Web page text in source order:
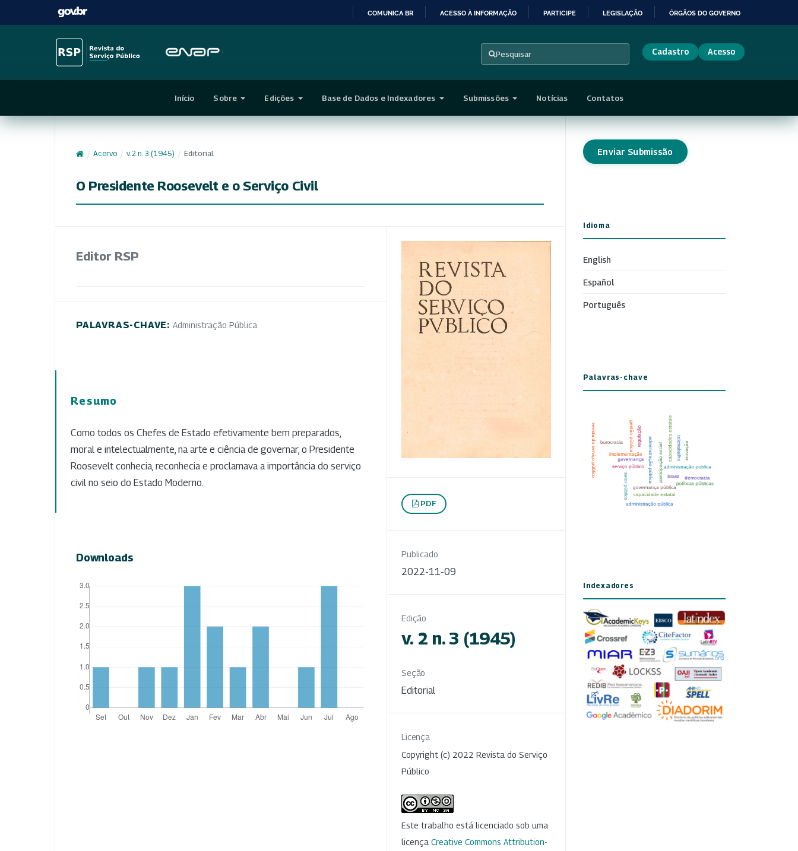
CONTEÚDO
COMUNICA BR ACESSO À INFORMAÇÃO PARTICIPE LEGISLAÇÃO ÓRGÃOS DO GOVERNO
Pesquisar Cadastro Acesso
Início Sobre Edições Base de Dados e Indexadores Submissões Notícias Contatos
/ Acervo / v. 2 n. 3 (1945) / Editorial
O Presidente Roosevelt e o Serviço Civil
Editor RSP
PALAVRAS-CHAVE: Administração Pública
Resumo
Como todos os Chefes de Estado efetivamente bem preparados,
moral e intelectualmente, na arte e ciência de governar, o Presidente
Roosevelt conhecia, reconhecia e proclamava a importância do serviço
civil no seio do Estado Moderno.
Downloads
PDF
Publicado
2022-11-09
Edição
v. 2 n. 3 (1945)
Seção
Editorial
Licença
Copyright (c) 2022 Revista do Serviço
Público
Este trabalho está licenciado sob uma
licença Creative Commons Attribution-
Enviar Submissão
Idioma
English
Español
Português
Palavras-chave
Indexadores